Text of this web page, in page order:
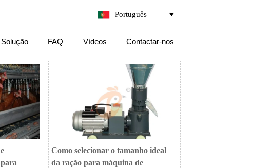
Português 
Solução FAQ Vídeos Contactar-nos
Como selecionar o tamanho ideal
da ração para máquina de